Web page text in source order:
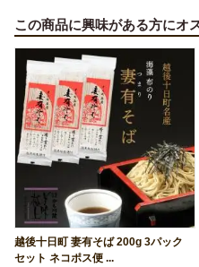
この商品に興味がある方にオ
越後十日町 妻有そば 200g 3パック
セット ネコポス便 ...